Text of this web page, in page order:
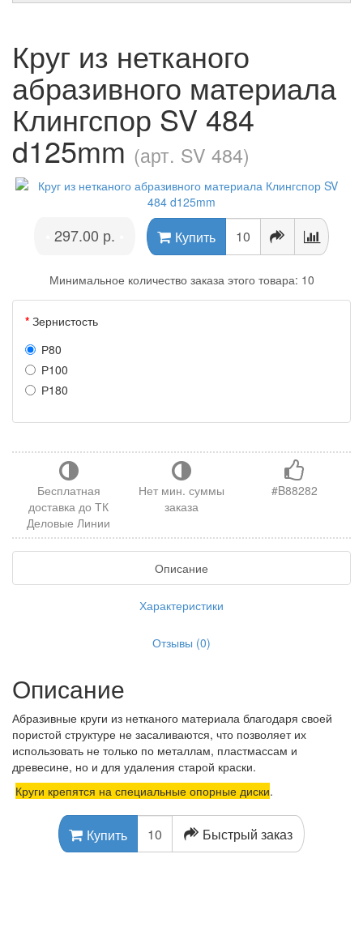
Круг из нетканого
абразивного материала
Клингспор SV 484
d125mm (арт. SV 484)
297.00 р. Купить
Минимальное количество заказа этого товара: 10
Зернистость
Р80
Р100
Р180
Бесплатная
доставка до ТК
Деловые Линии
Нет мин. суммы
заказа
#B88282
Описание
Характеристики
Отзывы (0)
Описание
Абразивные круги из нетканого материала благодаря своей
пористой структуре не засаливаются, что позволяет их
использовать не только по металлам, пластмассам и
древесине, но и для удаления старой краски.
Круги крепятся на специальные опорные диски.
Купить Быстрый заказ